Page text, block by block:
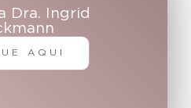
Dra. Ingrid
AQUI